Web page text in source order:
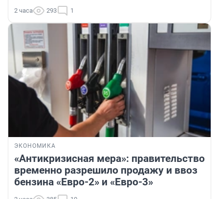
2 часа 293 1
ЭКОНОМИКА
«Антикризисная мера»: правительство
временно разрешило продажу и ввоз
бензина «Евро-2» и «Евро-3»